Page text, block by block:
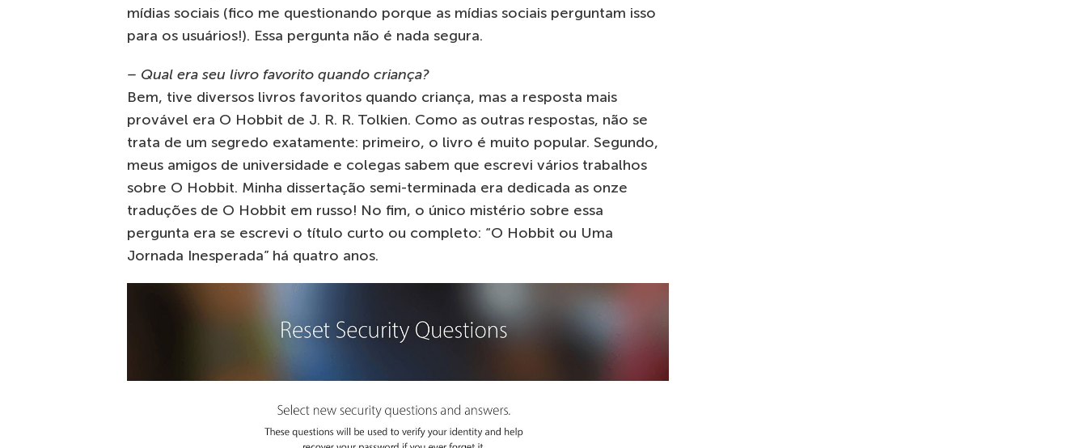
mídias sociais (fico me questionando porque as mídias sociais perguntam isso
para os usuários!). Essa pergunta não é nada segura.
– Qual era seu livro favorito quando criança?
Bem, tive diversos livros favoritos quando criança, mas a resposta mais
provável era O Hobbit de J. R. R. Tolkien. Como as outras respostas, não se
trata de um segredo exatamente: primeiro, o livro é muito popular. Segundo,
meus amigos de universidade e colegas sabem que escrevi vários trabalhos
sobre O Hobbit. Minha dissertação semi-terminada era dedicada as onze
traduções de O Hobbit em russo! No fim, o único mistério sobre essa
pergunta era se escrevi o título curto ou completo: “O Hobbit ou Uma
Jornada Inesperada” há quatro anos.